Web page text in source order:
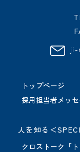
トップページ
採用担当者メッ
ji-
人を知る＜
クロストーク「